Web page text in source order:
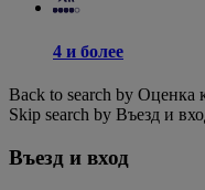
4 и более
Back to search by Оценка
Skip search by Въезд и
Въезд и вход